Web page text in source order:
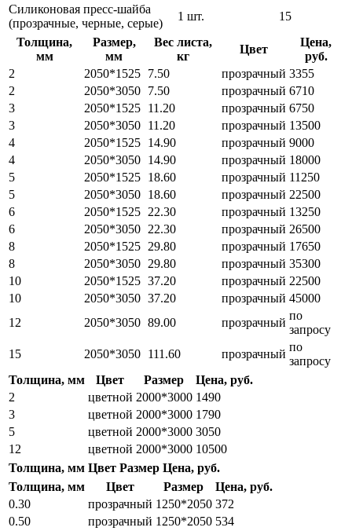
Силиконовая пресс-шайба
(прозрачные, черные, серые)
1 шт.
15
Толщина,
мм
Размер,
мм
Вес листа,
кг
Цвет
Цена,
руб.
2
2050*1525 7.50 прозрачный 3355
2
2050*3050 7.50 прозрачный 6710
3
2050*1525 11.20 прозрачный 6750
3
2050*3050 11.20 прозрачный 13500
4
2050*1525 14.90 прозрачный 9000
4
2050*3050 14.90 прозрачный 18000
5
2050*1525 18.60 прозрачный 11250
5
2050*3050 18.60 прозрачный 22500
6
2050*1525 22.30 прозрачный 13250
6
2050*3050 22.30 прозрачный 26500
8
2050*1525 29.80 прозрачный 17650
8
2050*3050 29.80 прозрачный 35300
10
2050*1525 37.20 прозрачный 22500
10
2050*3050 37.20 прозрачный 45000
12
2050*3050 89.00 прозрачный
по
запросу
15
2050*3050 111.60 прозрачный
по
запросу
Толщина, мм
Цвет Размер
Цена, руб.
2
цветной 2000*3000 1490
3
цветной 2000*3000 1790
5
цветной 2000*3000 3050
12
цветной 2000*3000 10500
Толщина, мм Цвет Размер Цена, руб.
Толщина, мм
Цвет Размер
Цена, руб.
0.30
прозрачный 1250*2050 372
0.50
прозрачный 1250*2050 534